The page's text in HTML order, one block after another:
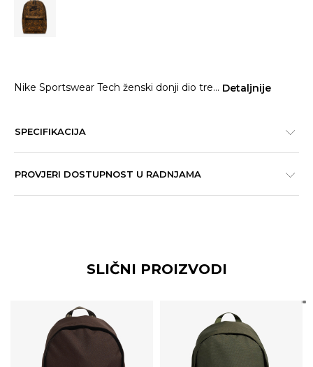
Nike Sportswear Tech ženski donji dio tre... Detaljnije
SPECIFIKACIJA
PROVJERI DOSTUPNOST U RADNJAMA
SLIČNI PROIZVODI